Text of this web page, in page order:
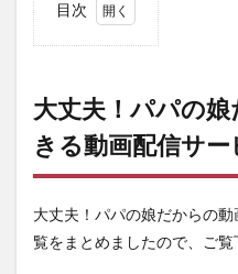
目次
パパ
の娘
だか
らが
無料
でき
る動
大丈夫！パパの
きる動画配信サ
大丈夫！パパの娘だからの
覧をまとめましたので、ご覧